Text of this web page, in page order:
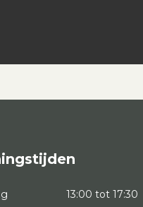
13:00 tot 17:30